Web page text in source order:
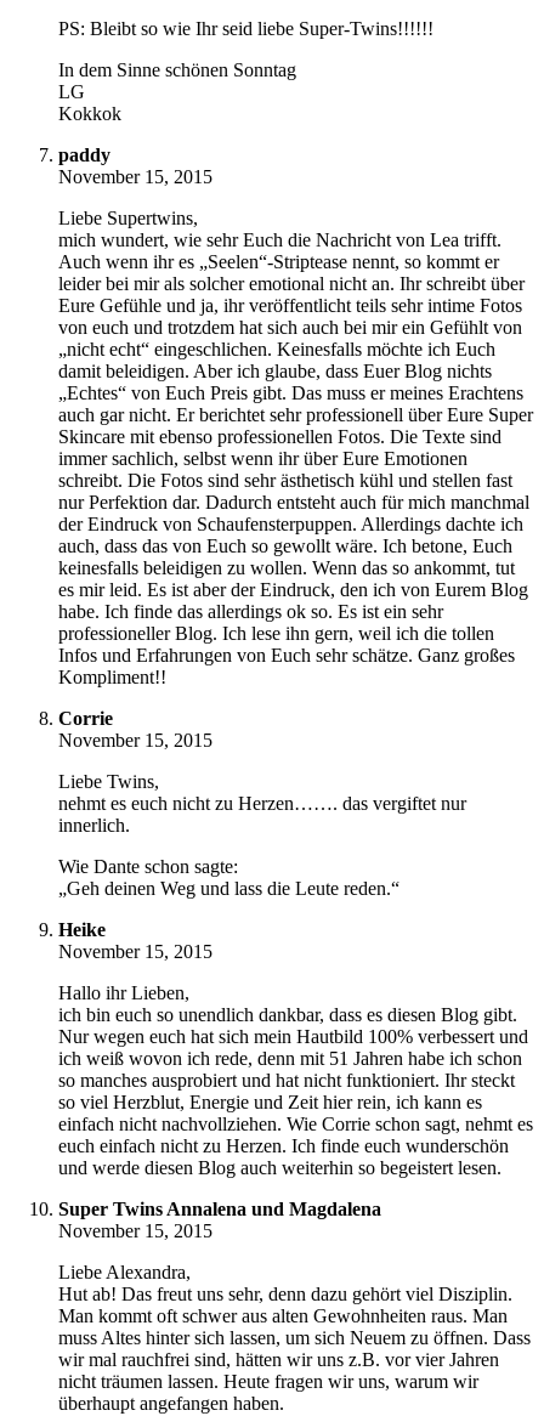
PS: Bleibt so wie Ihr seid liebe Super-Twins!!!!!!
In dem Sinne schönen Sonntag
LG
Kokkok
paddy
November 15, 2015
Liebe Supertwins,
mich wundert, wie sehr Euch die Nachricht von Lea trifft.
Auch wenn ihr es „Seelen“-Striptease nennt, so kommt er
leider bei mir als solcher emotional nicht an. Ihr schreibt über
Eure Gefühle und ja, ihr veröffentlicht teils sehr intime Fotos
von euch und trotzdem hat sich auch bei mir ein Gefühlt von
„nicht echt“ eingeschlichen. Keinesfalls möchte ich Euch
damit beleidigen. Aber ich glaube, dass Euer Blog nichts
„Echtes“ von Euch Preis gibt. Das muss er meines Erachtens
auch gar nicht. Er berichtet sehr professionell über Eure Super
Skincare mit ebenso professionellen Fotos. Die Texte sind
immer sachlich, selbst wenn ihr über Eure Emotionen
schreibt. Die Fotos sind sehr ästhetisch kühl und stellen fast
nur Perfektion dar. Dadurch entsteht auch für mich manchmal
der Eindruck von Schaufensterpuppen. Allerdings dachte ich
auch, dass das von Euch so gewollt wäre. Ich betone, Euch
keinesfalls beleidigen zu wollen. Wenn das so ankommt, tut
es mir leid. Es ist aber der Eindruck, den ich von Eurem Blog
habe. Ich finde das allerdings ok so. Es ist ein sehr
professioneller Blog. Ich lese ihn gern, weil ich die tollen
Infos und Erfahrungen von Euch sehr schätze. Ganz großes
Kompliment!!
Corrie
November 15, 2015
Liebe Twins,
nehmt es euch nicht zu Herzen……. das vergiftet nur
innerlich.
Wie Dante schon sagte:
„Geh deinen Weg und lass die Leute reden.“
Heike
November 15, 2015
Hallo ihr Lieben,
ich bin euch so unendlich dankbar, dass es diesen Blog gibt.
Nur wegen euch hat sich mein Hautbild 100% verbessert und
ich weiß wovon ich rede, denn mit 51 Jahren habe ich schon
so manches ausprobiert und hat nicht funktioniert. Ihr steckt
so viel Herzblut, Energie und Zeit hier rein, ich kann es
einfach nicht nachvollziehen. Wie Corrie schon sagt, nehmt es
euch einfach nicht zu Herzen. Ich finde euch wunderschön
und werde diesen Blog auch weiterhin so begeistert lesen.
Super Twins Annalena und Magdalena
November 15, 2015
Liebe Alexandra,
Hut ab! Das freut uns sehr, denn dazu gehört viel Disziplin.
Man kommt oft schwer aus alten Gewohnheiten raus. Man
muss Altes hinter sich lassen, um sich Neuem zu öffnen. Dass
wir mal rauchfrei sind, hätten wir uns z.B. vor vier Jahren
nicht träumen lassen. Heute fragen wir uns, warum wir
überhaupt angefangen haben.